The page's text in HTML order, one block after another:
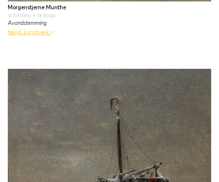
Morgenstjerne Munthe
schilderij • te koop
Avondstemming
bekijk kunstwerk